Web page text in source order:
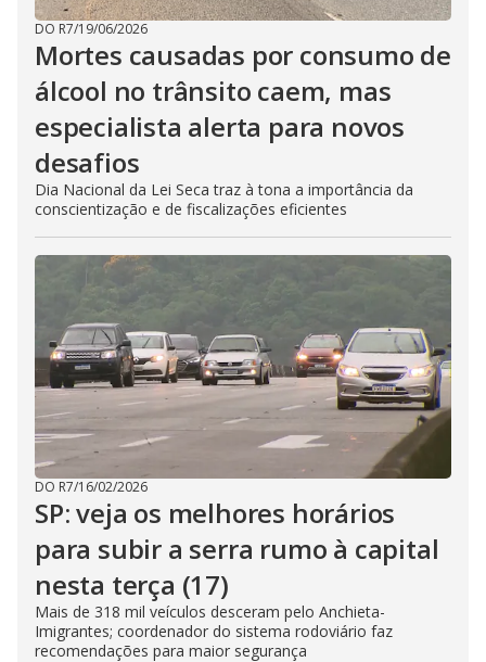
DO R7/19/06/2026
Mortes causadas por consumo de
álcool no trânsito caem, mas
especialista alerta para novos
desafios
Dia Nacional da Lei Seca traz à tona a importância da
conscientização e de fiscalizações eficientes
DO R7/16/02/2026
SP: veja os melhores horários
para subir a serra rumo à capital
nesta terça (17)
Mais de 318 mil veículos desceram pelo Anchieta-
Imigrantes; coordenador do sistema rodoviário faz
recomendações para maior segurança